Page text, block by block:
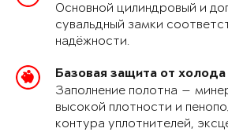
Основной цилиндровый и
сувальдный замки
надёжности.
Базовая защита от
Заполнение полотна —
высокой плотности и
контура уплотнителей,